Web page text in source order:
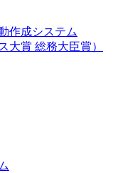
作成システム
大賞 総務大臣賞）